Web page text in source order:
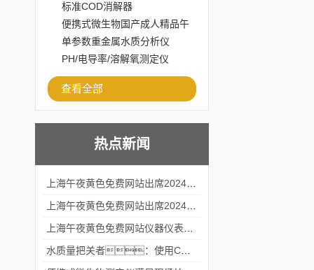
标准COD消解器
便携式微生物国产成人精品午
夜福利APP
单参数重金属水质分析仪
PH/电导率/溶解氧测定仪
查看全部
热点新闻